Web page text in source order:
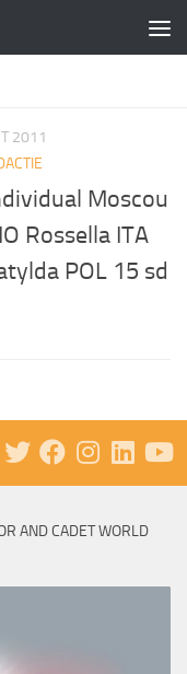
2011
Moscou
Rossella ITA
POL 15 sd
AND CADET WORLD